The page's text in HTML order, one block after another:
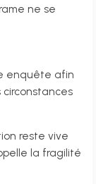
ne se
enquête afin
circonstances
reste vive
la fragilité